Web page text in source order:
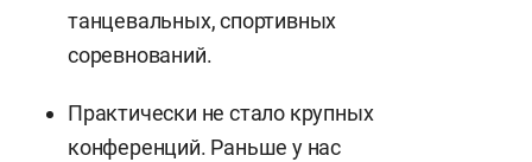
танцевальных, спортивных
соревнований.
Практически не стало крупных
конференций. Раньше у нас